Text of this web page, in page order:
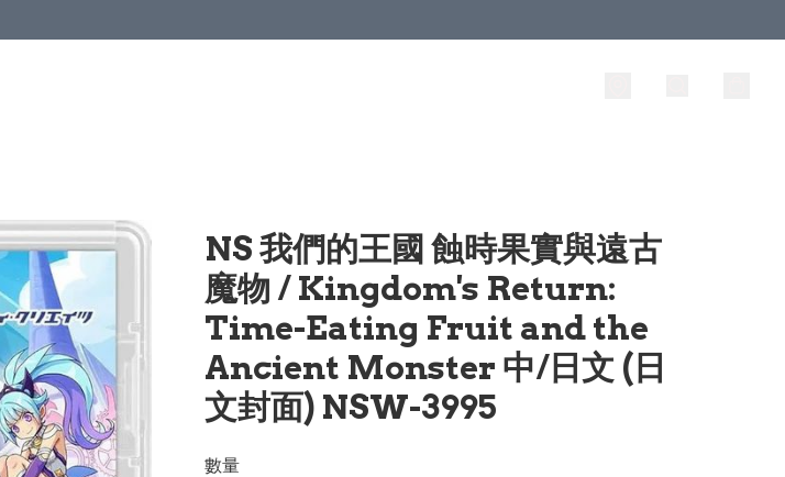
NS 我們的王國 蝕時果實與遠古
魔物 / Kingdom's Return:
Time-Eating Fruit and the
Ancient Monster 中/日文 (日
文封面) NSW-3995
數量